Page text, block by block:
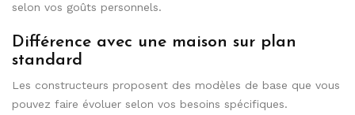
selon vos goûts personnels.
Différence avec une maison sur plan
standard
Les constructeurs proposent des modèles de base que vous
pouvez faire évoluer selon vos besoins spécifiques.